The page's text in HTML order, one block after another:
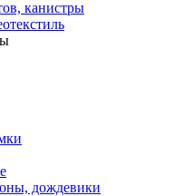
канистры
дождевики